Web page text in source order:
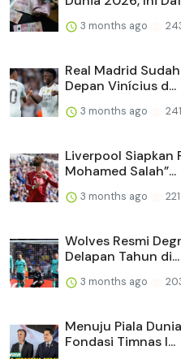
3 months ago
Real Madrid
Depan Vinícius d...
3 months ago 241
Liverpool Siapkan
Mohamed Salah”...
3 months ago 221
Wolves Resmi
Delapan Tahun di...
3 months ago
Menuju Piala
Fondasi Timnas I...